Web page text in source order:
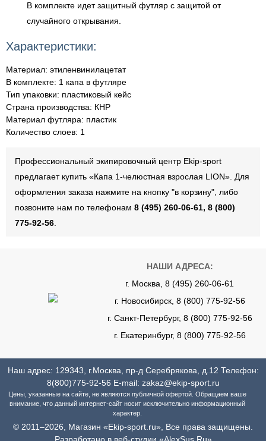
В комплекте идет защитный футляр с защитой от
случайного открывания.
Характеристики:
Материал: этиленвинилацетат
В комплекте: 1 капа в футляре
Тип упаковки: пластиковый кейс
Страна производства: КНР
Материал футляра: пластик
Количество слоев: 1
Профессиональный экипировочный центр Ekip-sport
предлагает купить «Капа 1-челюстная взрослая LION». Для
оформления заказа нажмите на кнопку "в корзину", либо
позвоните нам по телефонам 8 (495) 260-06-61, 8 (800)
775-92-56
НАШИ АДРЕСА:
г. Москва, 8 (495) 260-06-61
г. Новосибирск, 8 (800) 775-92-56
г. Санкт-Петербург, 8 (800) 775-92-56
г. Екатеринбург, 8 (800) 775-92-56
Наш адрес: 129343, г.Москва, пр-д Серебрякова, д.12 Телефон:
8(800)775-92-56 E-mail: zakaz@ekip-sport.ru
Цены, указанные на сайте, не являются публичной офертой. Обращаем ваше
внимание, что данный интернет-сайт носит исключительно информационный
характер.
© 2011–2026, Магазин «Ekip-sport.ru», Все права защищены.
Разработано в веб-студии «AlexSus.Ru»